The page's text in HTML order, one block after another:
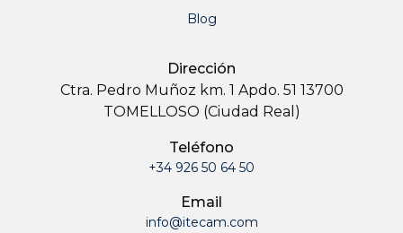
Blog
Dirección
Ctra. Pedro Muñoz km. 1 Apdo. 51 13700
TOMELLOSO (Ciudad Real)
Teléfono
+34 926 50 64 50
Email
info@itecam.com